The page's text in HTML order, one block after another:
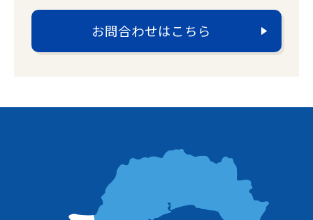
お問合わせはこちら